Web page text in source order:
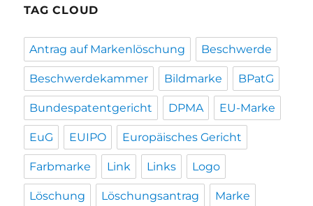
TAG CLOUD
Antrag auf Markenlöschung Beschwerde
Beschwerdekammer Bildmarke BPatG
Bundespatentgericht DPMA EU-Marke
EuG EUIPO Europäisches Gericht
Farbmarke Link Links Logo
Löschung Löschungsantrag Marke